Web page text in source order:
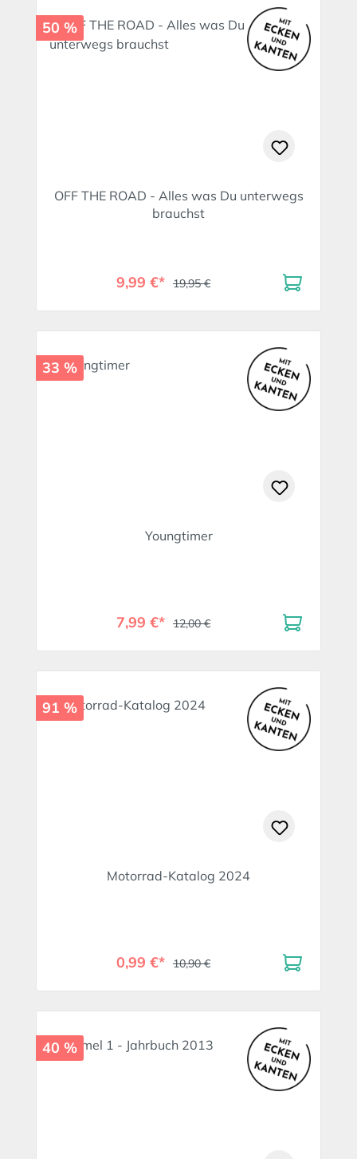
50 %
OFF THE ROAD - Alles was Du unterwegs
brauchst
9,99 €* 19,95 €
33 %
Youngtimer
7,99 €* 12,00 €
91 %
Motorrad-Katalog 2024
0,99 €* 10,90 €
40 %